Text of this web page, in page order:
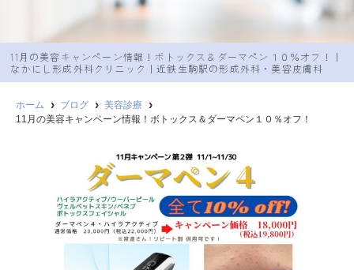
11月の美容キャンペーン情報！ボトックス＆ダーマペン１０％オフ！｜
なかにし︎形成外科クリニック｜近鉄生駒駅の形成外科・美容皮膚科
ホーム ブログ
美容診療
11月の美容キャンペーン情報！ボトックス＆ダーマペン１０％オフ！